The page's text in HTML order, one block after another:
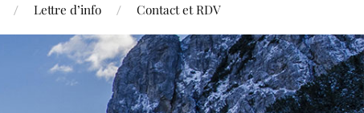
Lettre d’info Contact et RDV